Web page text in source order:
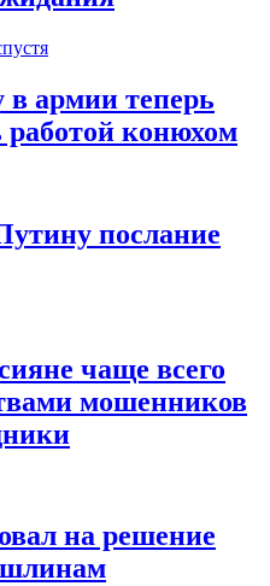
в армии теперь
конюхом
послание
чаще всего
мошенников
на решение